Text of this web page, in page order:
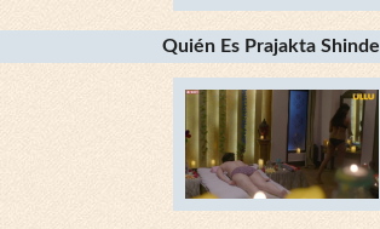
Quién Es Prajakta Shinde